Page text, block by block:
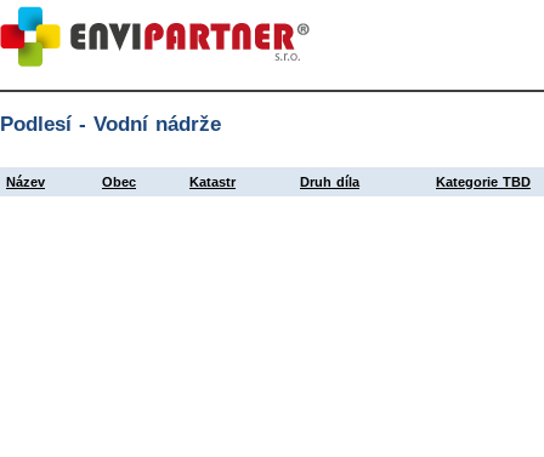
Podlesí - Vodní nádrže
Název Obec Katastr Druh díla Kategorie TBD